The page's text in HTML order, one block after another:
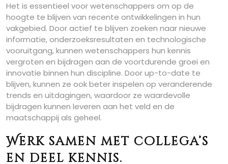
Het is essentieel voor wetenschappers om op de
hoogte te blijven van recente ontwikkelingen in hun
vakgebied. Door actief te blijven zoeken naar nieuwe
informatie, onderzoeksresultaten en technologische
vooruitgang, kunnen wetenschappers hun kennis
vergroten en bijdragen aan de voortdurende groei en
innovatie binnen hun discipline. Door up-to-date te
blijven, kunnen ze ook beter inspelen op veranderende
trends en uitdagingen, waardoor ze waardevolle
bijdragen kunnen leveren aan het veld en de
maatschappij als geheel.
Werk samen met collega’s
en deel kennis.